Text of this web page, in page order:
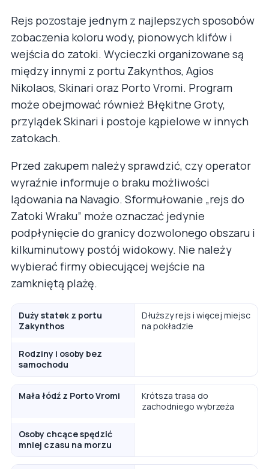
Rejs pozostaje jednym z najlepszych sposobów
zobaczenia koloru wody, pionowych klifów i
wejścia do zatoki. Wycieczki organizowane są
między innymi z portu Zakynthos, Agios
Nikolaos, Skinari oraz Porto Vromi. Program
może obejmować również Błękitne Groty,
przylądek Skinari i postoje kąpielowe w innych
zatokach.
Przed zakupem należy sprawdzić, czy operator
wyraźnie informuje o braku możliwości
lądowania na Navagio. Sformułowanie „rejs do
Zatoki Wraku” może oznaczać jedynie
podpłynięcie do granicy dozwolonego obszaru i
kilkuminutowy postój widokowy. Nie należy
wybierać firmy obiecującej wejście na
zamkniętą plażę.
Duży statek z portu
Zakynthos
Dłuższy rejs i więcej miejsc
na pokładzie
Rodziny i osoby bez
samochodu
Mała łódź z Porto Vromi
Krótsza trasa do
zachodniego wybrzeża
Osoby chcące spędzić
mniej czasu na morzu